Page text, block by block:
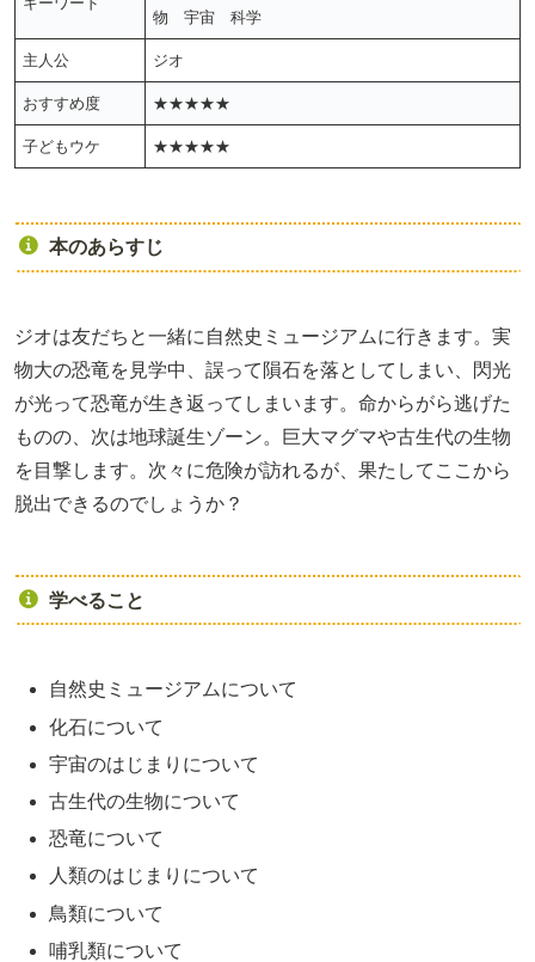
物 宇宙 科学
主人公 ジオ
おすすめ度 ★★★★★
子どもウケ ★★★★★
本のあらすじ
ジオは友だちと一緒に自然史ミュージアムに行きます。実
物大の恐竜を見学中、誤って隕石を落としてしまい、閃光
が光って恐竜が生き返ってしまいます。命からがら逃げた
ものの、次は地球誕生ゾーン。巨大マグマや古生代の生物
を目撃します。次々に危険が訪れるが、果たしてここから
脱出できるのでしょうか？
学べること
自然史ミュージアムについて
化石について
宇宙のはじまりについて
古生代の生物について
恐竜について
人類のはじまりについて
鳥類について
哺乳類について